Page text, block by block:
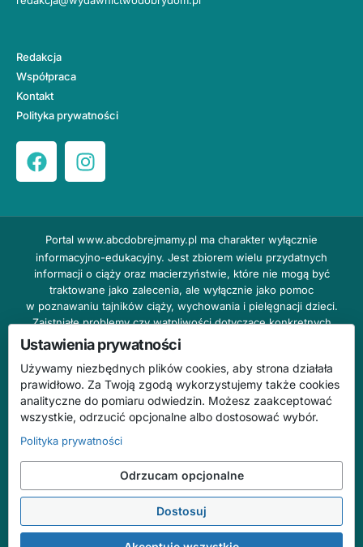
Redakcja
Współpraca
Kontakt
Polityka prywatności
Portal www.abcdobrejmamy.pl ma charakter wyłącznie
informacyjno-edukacyjny. Jest zbiorem wielu przydatnych
informacji o ciąży oraz macierzyństwie, które nie mogą być
traktowane jako zalecenia, ale wyłącznie jako pomoc
w poznawaniu tajników ciąży, wychowania i pielęgnacji dzieci.
Zaistniałe problemy czy wątpliwości dotyczące konkretnych
przypadków należy bezzwłocznie konsultować z prowadzącym
lekarzem ginekologiem lub innym stosownym specjalistą w danej
dziedzinie. DOBRY DOM nie odpowiada za treść reklam,
nie ponosi również żadnych konsekwencji prawnych ani
odpowiedzialności za następstwa mogące wyniknąć na skutek
zastosowania podanych informacji bez wcześniejszej konsultacji
Na stronie abcdobrejmamy.pl mogą występować wpisy
o charakterze reklamowym.
© 2026 ABC Dobrej Mamy. Wszelkie prawa zastrzeżone.
Ustawienia prywatności
Używamy niezbędnych plików cookies, aby strona działała
prawidłowo. Za Twoją zgodą wykorzystujemy także cookies
analityczne do pomiaru odwiedzin. Możesz zaakceptować
wszystkie, odrzucić opcjonalne albo dostosować wybór.
Polityka prywatności
Odrzucam opcjonalne
Dostosuj